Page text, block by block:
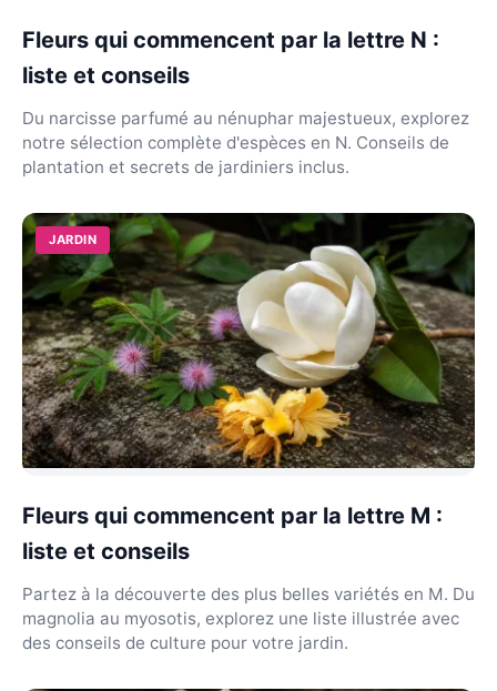
Fleurs qui commencent par la lettre N :
liste et conseils
Du narcisse parfumé au nénuphar majestueux, explorez
notre sélection complète d'espèces en N. Conseils de
plantation et secrets de jardiniers inclus.
JARDIN
Fleurs qui commencent par la lettre M :
liste et conseils
Partez à la découverte des plus belles variétés en M. Du
magnolia au myosotis, explorez une liste illustrée avec
des conseils de culture pour votre jardin.